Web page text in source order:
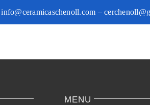
info@ceramicaschenoll.com –
MENU